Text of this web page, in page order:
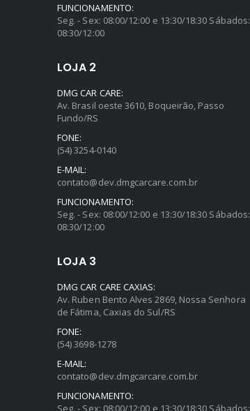
FUNCIONAMENTO:
Seg. - Sex: 08:00/12:00 e 13:30/18:30 Sábados:
08:30/12:00
LOJA 2
DMG CAR CARE:
Av. Brasil oeste 3610, Boqueirão, Passo
Fundo/RS
FONE:
(54) 3254-0140
E-MAIL:
contato@dev.dmgcarcare.com.br
FUNCIONAMENTO:
Seg. - Sex: 08:00/12:00 e 13:30/18:30 Sábados:
08:30/12:00
LOJA 3
DMG CAR CARE CAXIAS:
Av. Ruben Bento Alves 2869, Nossa Senhora
de Fátima, Caxias do Sul/RS
FONE:
(54) 3698-1278
E-MAIL:
contato@dev.dmgcarcare.com.br
FUNCIONAMENTO:
Seg. - Sex: 08:00/12:00 e 13:30/18:30 Sábados: